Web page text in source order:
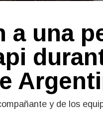
a una
y de los